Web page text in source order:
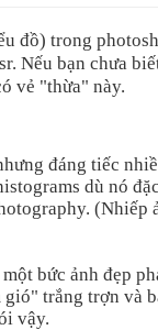
kiếm
đồ) trong
Nếu bạn chưa
vẻ "thừa" này.
đáng tiếc
dù nó
(Nhiếp
bức ảnh đẹp
gió" trắng trợn và
vậy.